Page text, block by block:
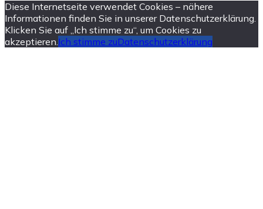
Diese Internetseite verwendet Cookies – nähere
Informationen finden Sie in unserer Datenschutzerklärung.
Klicken Sie auf „Ich stimme zu“, um Cookies zu
akzeptieren.Ich stimme zuDatenschutzerklärung